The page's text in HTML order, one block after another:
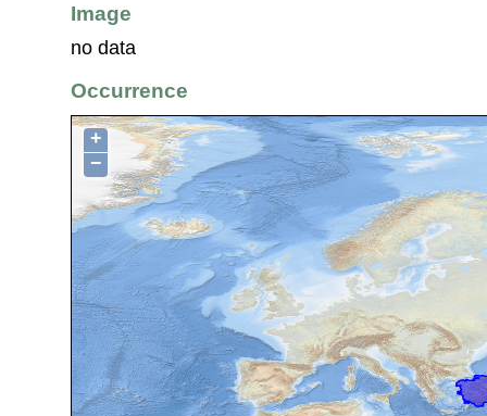
Image
no data
Occurrence
+
−